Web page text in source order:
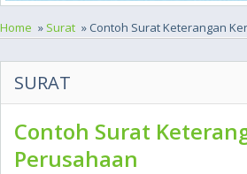
Home » Surat » Contoh Surat Keterangan
SURAT
Contoh Surat
Perusahaan